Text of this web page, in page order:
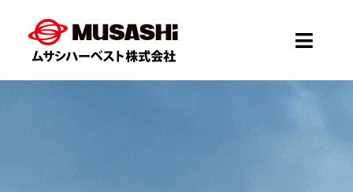
content
Toggle